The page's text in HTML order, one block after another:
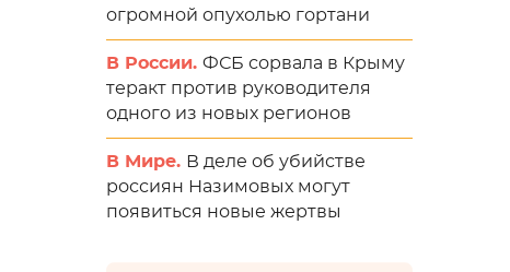
огромной опухолью гортани
В России. ФСБ сорвала в Крыму
теракт против руководителя
одного из новых регионов
В Мире. В деле об убийстве
россиян Назимовых могут
появиться новые жертвы